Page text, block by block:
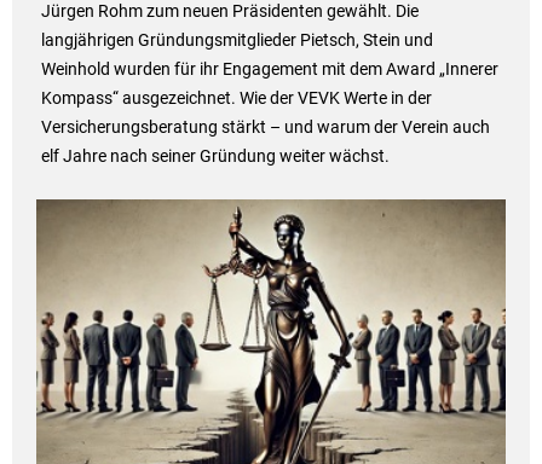
Jürgen Rohm zum neuen Präsidenten gewählt. Die
langjährigen Gründungsmitglieder Pietsch, Stein und
Weinhold wurden für ihr Engagement mit dem Award „Innerer
Kompass“ ausgezeichnet. Wie der VEVK Werte in der
Versicherungsberatung stärkt – und warum der Verein auch
elf Jahre nach seiner Gründung weiter wächst.